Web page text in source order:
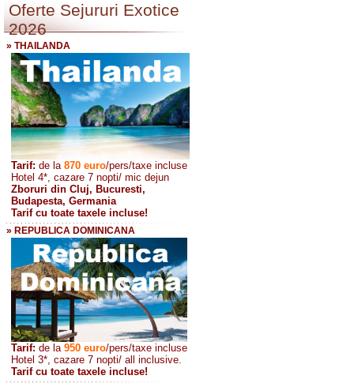
Oferte Sejururi Exotice
2026
» THAILANDA
Tarif: de la 870 euro/pers/taxe incluse
Hotel 4*, cazare 7 nopti/ mic dejun
Zboruri din Cluj, Bucuresti,
Budapesta, Germania
Tarif cu toate taxele incluse!
» REPUBLICA DOMINICANA
Tarif: de la 950 euro/pers/taxe incluse
Hotel 3*, cazare 7 nopti/ all inclusive.
Tarif cu toate taxele incluse!